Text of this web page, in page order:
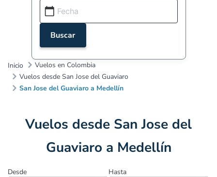
Buscar
Inicio
Vuelos en Colombia
Vuelos desde San Jose del Guaviaro
San Jose del Guaviaro a Medellín
Vuelos desde San Jose del
Guaviaro a Medellín
Desde Hasta